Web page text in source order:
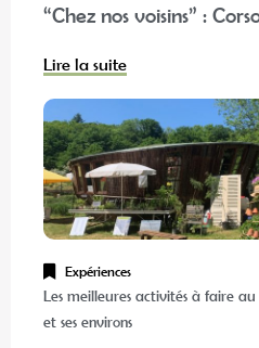
“Chez nos voisins” :
Lire la suite
Expériences
Les meilleures activités à faire
et ses environs